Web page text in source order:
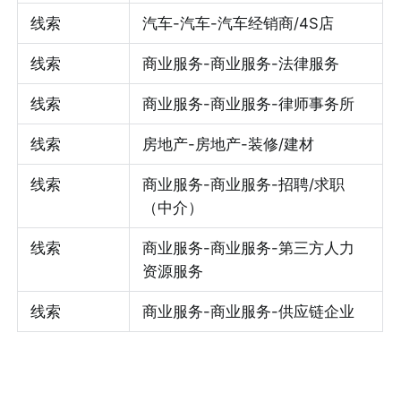
线索 汽车-汽车-汽车经销商/4S店
线索 商业服务-商业服务-法律服务
线索 商业服务-商业服务-律师事务所
线索 房地产-房地产-装修/建材
线索
商业服务-商业服务-招聘/求职
（中介）
线索
商业服务-商业服务-第三方人力
资源服务
线索 商业服务-商业服务-供应链企业